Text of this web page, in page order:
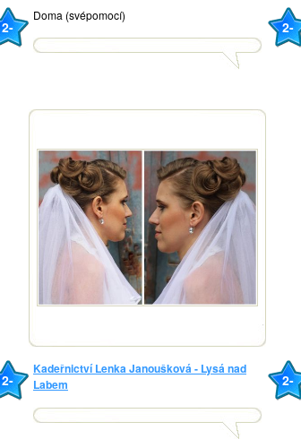
2-
Doma (svépomocí)
2-
2-
Kadeřnictví Lenka Janoušková - Lysá nad
Labem
2-